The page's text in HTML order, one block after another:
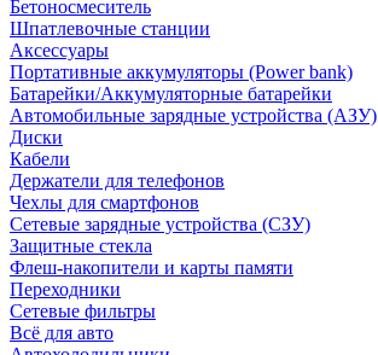
Бетоносмеситель
Шпатлевочные станции
Аксессуары
Портативные аккумуляторы (Power bank)
Батарейки/Аккумуляторные батарейки
Автомобильные зарядные устройства (АЗУ)
Диски
Кабели
Держатели для телефонов
Чехлы для смартфонов
Сетевые зарядные устройства (СЗУ)
Защитные стекла
Флеш-накопители и карты памяти
Переходники
Сетевые фильтры
Всё для авто